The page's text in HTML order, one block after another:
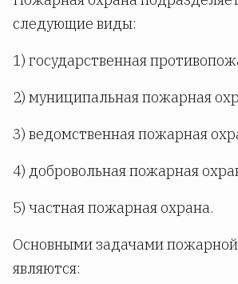
следующие виды:
1) государственная
2) муниципальная пожарная
3) ведомственная пожарная
4) добровольная пожарная
5) частная пожарная охрана.
Основными задачами
являются: